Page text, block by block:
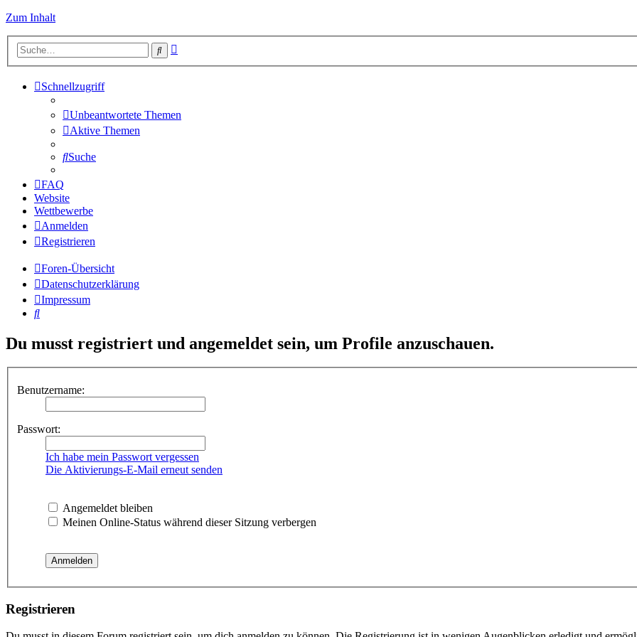
Zum Inhalt
Suche
Schnellzugriff
Unbeantwortete Themen
Aktive Themen
Suche
FAQ
Website
Wettbewerbe
Anmelden
Registrieren
Foren-Übersicht
Datenschutzerklärung
Impressum
Suche
Du musst registriert und angemeldet sein, um Profile anzuschauen.
Benutzername:
Passwort:
Ich habe mein Passwort vergessen
Die Aktivierungs-E-Mail erneut senden
Angemeldet bleiben
Meinen Online-Status während dieser Sitzung verbergen
Registrieren